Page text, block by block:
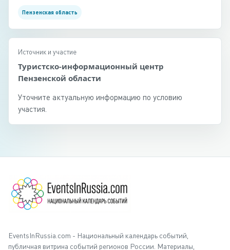
Пензенская область
Источник и участие
Туристско-информационный центр
Пензенской области
Уточните актуальную информацию по условию
участия.
EventsInRussia.com - Национальный календарь событий,
публичная витрина событий регионов России. Материалы,